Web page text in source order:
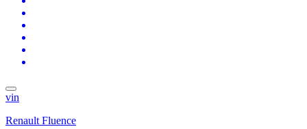
vin
Renault Fluence